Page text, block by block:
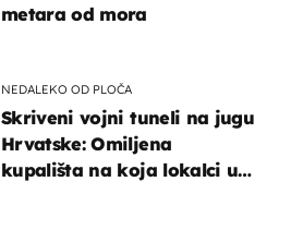
metara od mora
NEDALEKO OD PLOČA
Skriveni vojni tuneli na jugu
Hrvatske: Omiljena
kupališta na koja lokalci u